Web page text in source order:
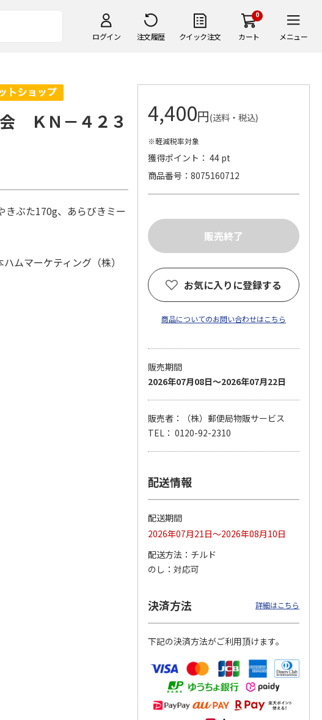
ログイン 注文履歴 クイック注文
0
カート メニュー
【グリーティング切
円…
4.8（11）
5,500円
4.6（7）
11,000円
ＫＮ－４２３
ぶた170g、あらびきミー
ムマーケティング（株）
4,400円(送料・税込)
※軽減税率対象
獲得ポイント： 44 pt
商品番号
8075160712
お気に入りに登録する
商品についてのお問い合わせはこちら
販売期間
2026年07月08日～2026年07月22日
販売者：（株）郵便局物販サービス
TEL： 0120-92-2310
配送情報
配送期間
2026年07月21日～2026年08月10日
配送方法
チルド
のし
対応可
決済方法 詳細はこちら
下記の決済方法がご利用頂けます。